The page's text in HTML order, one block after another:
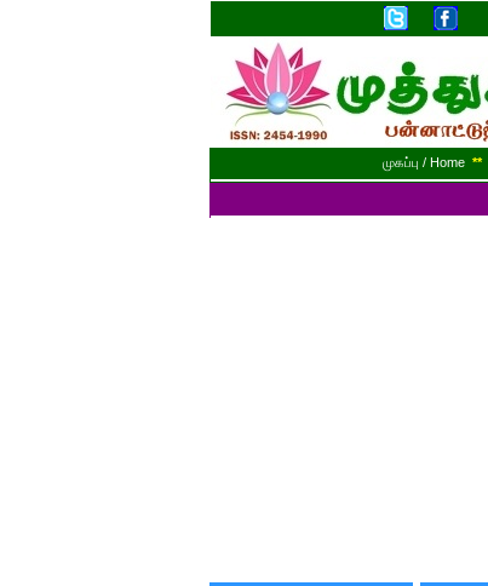
முகப்பு / Home **